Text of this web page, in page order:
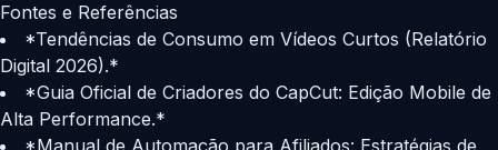
Fontes e Referências
*Tendências de Consumo em Vídeos Curtos (Relatório
Digital 2026).*
*Guia Oficial de Criadores do CapCut: Edição Mobile de
Alta Performance.*
*Manual de Automação para Afiliados: Estratégias de